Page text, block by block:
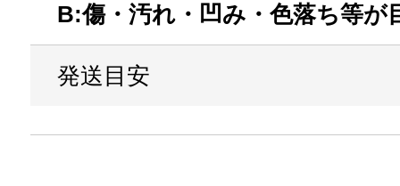
B:傷・汚れ・凹み・色落ち等が
発送目安